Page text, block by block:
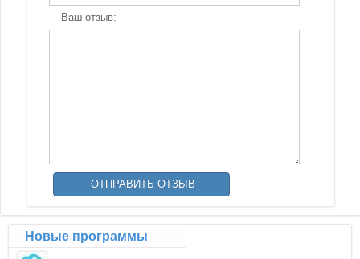
Ваш отзыв:
Новые программы